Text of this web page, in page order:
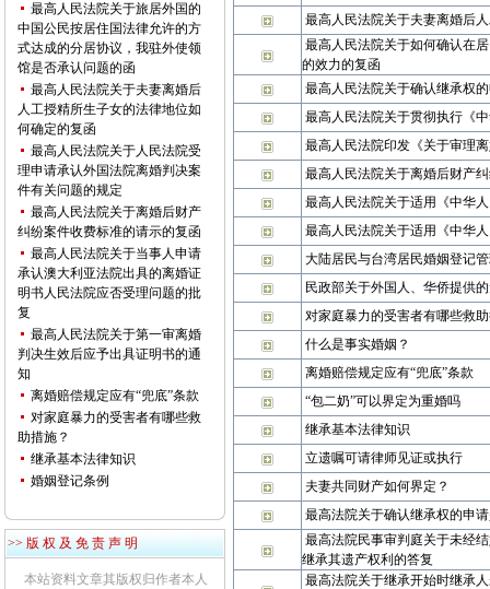
最高人民法院关于旅居外国的
中国公民按居住国法律允许的方
式达成的分居协议，我驻外使领
馆是否承认问题的函
最高人民法院关于夫妻离婚后
人工授精所生子女的法律地位如
何确定的复函
最高人民法院关于人民法院受
理申请承认外国法院离婚判决案
件有关问题的规定
最高人民法院关于离婚后财产
纠纷案件收费标准的请示的复函
最高人民法院关于当事人申请
承认澳大利亚法院出具的离婚证
明书人民法院应否受理问题的批
复
最高人民法院关于第一审离婚
判决生效后应予出具证明书的通
知
离婚赔偿规定应有“兜底”条款
对家庭暴力的受害者有哪些救
助措施？
继承基本法律知识
婚姻登记条例
>> 版 权 及 免 责 声 明
本站资料文章其版权归作者本人
最高人民法院关于夫妻离婚后
最高人民法院关于如何确认在
的效力的复函
最高人民法院关于确认继承权
最高人民法院关于贯彻执行《
最高人民法院印发《关于审理
最高人民法院关于离婚后财产
最高人民法院关于适用《中华
最高人民法院关于适用《中华
大陆居民与台湾居民婚姻登记
民政部关于外国人、华侨提供
对家庭暴力的受害者有哪些救
什么是事实婚姻？
离婚赔偿规定应有“兜底”条款
“包二奶”可以界定为重婚吗
继承基本法律知识
立遗嘱可请律师见证或执行
夫妻共同财产如何界定？
最高法院关于确认继承权的申
最高法院民事审判庭关于未经
继承其遗产权利的答复
最高法院关于继承开始时继承